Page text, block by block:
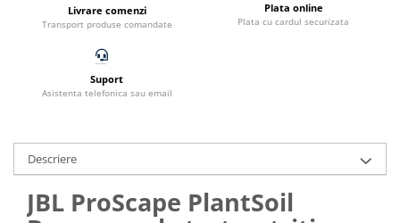
Fertilizatori acvarii
Tratamente pesti acvariu
Furtune si conectori acvarii
Medii filtrante
Decoruri si plante artificiale
Accesorii acvarii
Livrare comenzi
Transport produse comandate
Plata online
Plata cu cardul securizata
Suport
Asistenta telefonica sau email
Descriere
JBL ProScape PlantSoil